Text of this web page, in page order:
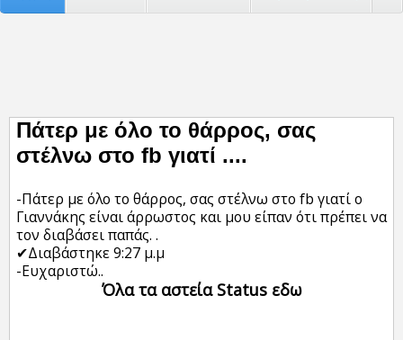
Πάτερ με όλο το θάρρος, σας
στέλνω στο fb γιατί ....
-Πάτερ με όλο το θάρρος, σας στέλνω στο fb γιατί ο
Γιαννάκης είναι άρρωστος και μου είπαν ότι πρέπει να
τον διαβάσει παπάς. .
✔Διαβάστηκε 9:27 μ.μ
-Ευχαριστώ..
Όλα τα αστεία Status εδω